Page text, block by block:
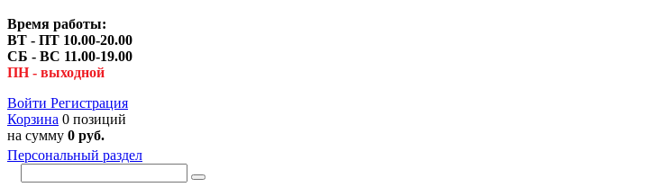
Время работы:
ВТ - ПТ 10.00-20.00
СБ - ВС 11.00-19.00
ПН - выходной
Войти Регистрация
Корзина 0 позиций
на сумму 0 руб.
Персональный раздел